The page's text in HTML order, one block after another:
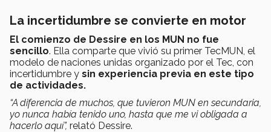
La incertidumbre se convierte en motor
El comienzo de Dessire en los MUN no fue
sencillo. Ella comparte que vivió su primer TecMUN, el
modelo de naciones unidas organizado por el Tec, con
incertidumbre y sin experiencia previa en este tipo
de actividades.
“A diferencia de muchos, que tuvieron MUN en secundaria,
yo nunca había tenido uno, hasta que me vi obligada a
hacerlo aquí”, relató Dessire.